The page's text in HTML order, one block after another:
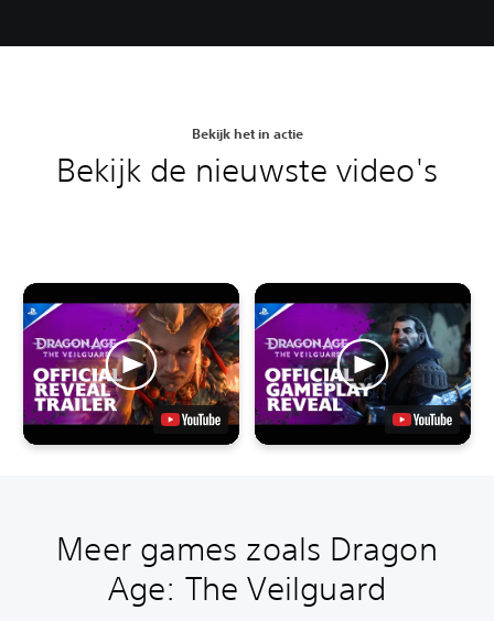
Bekijk het in actie
Bekijk de nieuwste video's
Meer games zoals Dragon
Age: The Veilguard